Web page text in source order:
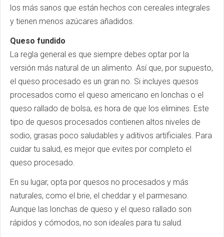
los más sanos que están hechos con cereales integrales
y tienen menos azúcares añadidos.
Queso fundido
La regla general es que siempre debes optar por la
versión más natural de un alimento. Así que, por supuesto,
el queso procesado es un gran no. Si incluyes quesos
procesados como el queso americano en lonchas o el
queso rallado de bolsa, es hora de que los elimines. Este
tipo de quesos procesados contienen altos niveles de
sodio, grasas poco saludables y aditivos artificiales. Para
cuidar tu salud, es mejor que evites por completo el
queso procesado.
En su lugar, opta por quesos no procesados y más
naturales, como el brie, el cheddar y el parmesano.
Aunque las lonchas de queso y el queso rallado son
rápidos y cómodos, no son ideales para tu salud.